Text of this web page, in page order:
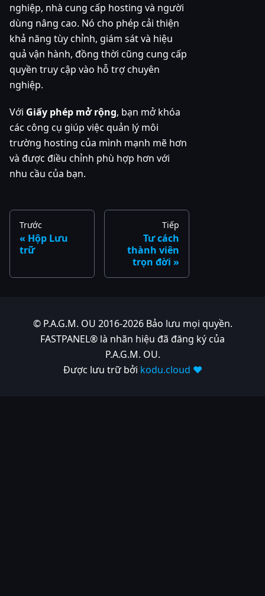
nghiệp, nhà cung cấp hosting và người
dùng nâng cao. Nó cho phép cải thiện
khả năng tùy chỉnh, giám sát và hiệu
quả vận hành, đồng thời cũng cung cấp
quyền truy cập vào hỗ trợ chuyên
nghiệp.
Với Giấy phép mở rộng, bạn mở khóa
các công cụ giúp việc quản lý môi
trường hosting của mình mạnh mẽ hơn
và được điều chỉnh phù hợp hơn với
nhu cầu của bạn.
Trước
Hộp Lưu
trữ
Tiếp
Tư cách
thành viên
trọn đời
© P.A.G.M. OU 2016-2026 Bảo lưu mọi quyền.
FASTPANEL® là nhãn hiệu đã đăng ký của
P.A.G.M. OU.
Được lưu trữ bởi kodu.cloud ❤️